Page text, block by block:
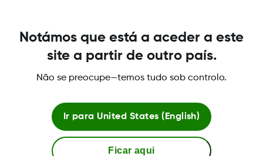
Notámos que está a aceder a este
site a partir de outro país.
Não se preocupe—temos tudo sob controlo.
Ir para United States (English)
Ficar aqui